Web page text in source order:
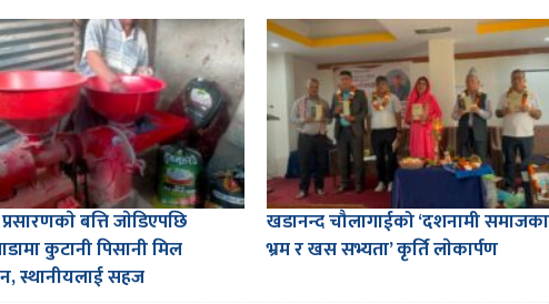
प्रसारणकाे बत्ति जाेडिएपछि
कुटानी पिसानी मिल
स्थानीयलाई सहज
खडानन्द चौलागाईको ‘दशनामी समाजका
भ्रम र खस सभ्यता’ कृर्ति लाेकार्पण